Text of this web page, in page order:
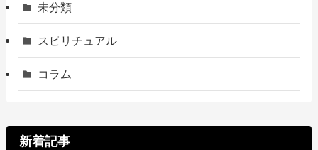
未分類
スピリチュアル
コラム
新着記事